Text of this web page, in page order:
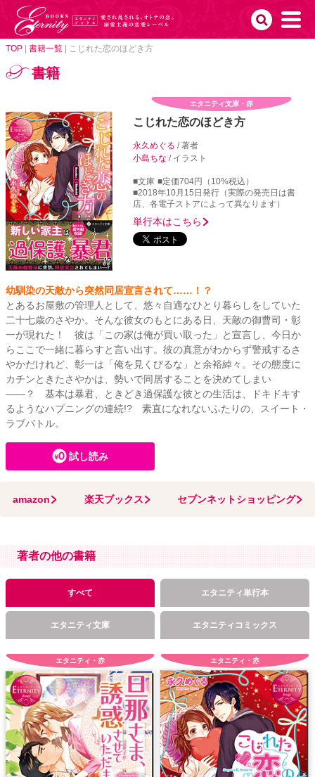
TOP 書籍一覧 こじれた恋のほどき方
書籍
エタニティ文庫・赤
こじれた恋のほどき方
永久めぐる/ 著者
小島ちな / イラスト
■文庫 ■定価704円（10%税込）
■2018年10月15日発行（実際の発売日は書
店、各電子ストアによって異なります）
単行本はこちら
幼馴染の天敵から突然同居宣言されて……！？
とあるお屋敷の管理人として、悠々自適なひとり暮らしをしていた
二十七歳のさやか。そんな彼女のもとにある日、天敵の御曹司・彰
一が現れた！ 彼は「この家は俺が買い取った」と宣言し、今日か
らここで一緒に暮らすと言い出す。彼の真意がわからず警戒するさ
やかだけれど、彰一は「俺を見くびるな」と余裕綽々。その態度に
カチンときたさやかは、勢いで同居することを決めてしまい
――？ 基本は暴君、ときどき過保護な彼との生活は、ドキドキす
るようなハプニングの連続!? 素直になれないふたりの、スイート・
ラブバトル。
試し読み
amazon 楽天ブックス セブンネットショッピング
著者の他の書籍
すべて エタニティ単行本
エタニティ文庫 エタニティコミックス
エタニティ・赤 エタニティ・赤